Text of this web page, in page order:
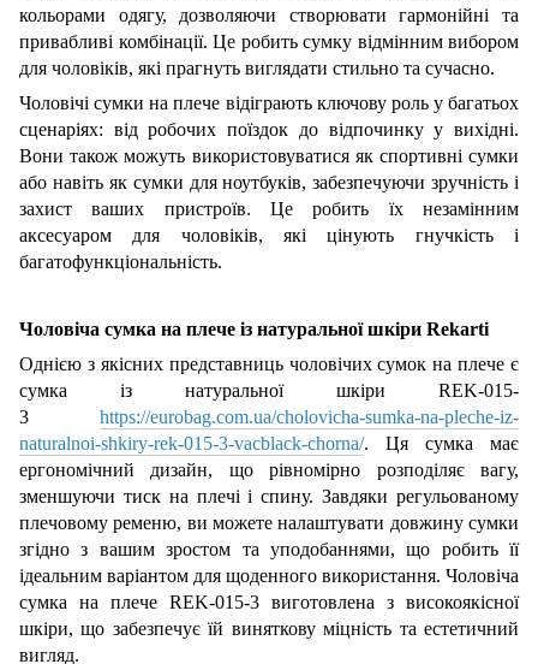
кольорами одягу, дозволяючи створювати гармонійні та
привабливі комбінації. Це робить сумку відмінним вибором
для чоловіків, які прагнуть виглядати стильно та сучасно.
Чоловічі сумки на плече відіграють ключову роль у багатьох
сценаріях: від робочих поїздок до відпочинку у вихідні.
Вони також можуть використовуватися як спортивні сумки
або навіть як сумки для ноутбуків, забезпечуючи зручність і
захист ваших пристроїв. Це робить їх незамінним
аксесуаром для чоловіків, які цінують гнучкість і
багатофункціональність.
Чоловіча сумка на плече із натуральної шкіри Rekarti
Однією з якісних представницьчоловічих сумок на плече є
сумка із натуральної шкіри REK-015-
3
https://eurobag.com.ua/cholovicha-sumka-na-pleche-iz-
naturalnoi-shkiry-rek-015-3-vacblack-chorna/. Ця сумка має
ергономічний дизайн, що рівномірно розподіляє вагу,
зменшуючи тиск на плечі і спину. Завдяки регульованому
плечовому ременю, ви можете налаштувати довжину сумки
згідно з вашим зростом та уподобаннями, що робить її
ідеальним варіантом для щоденного використання. Чоловіча
сумка на плече REK-015-3 виготовлена з високоякісної
шкіри, що забезпечує їй виняткову міцність та естетичний
вигляд.